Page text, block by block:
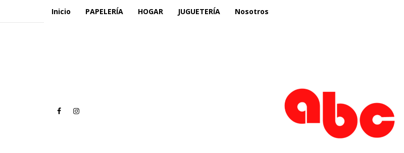
Inicio PAPELERÍA HOGAR JUGUETERÍA Nosotros